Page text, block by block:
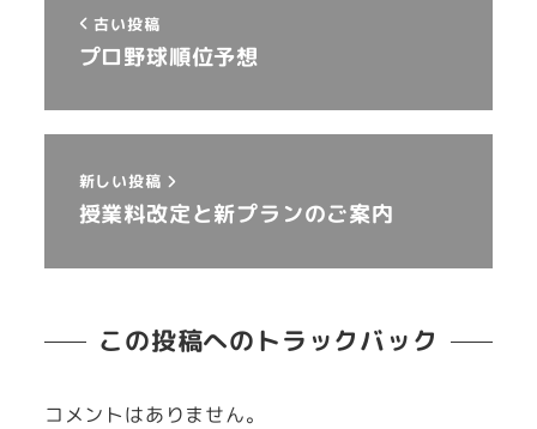
古い投稿
プロ野球順位予想
新しい投稿
授業料改定と新プランのご案内
この投稿へのトラックバック
コメントはありません。